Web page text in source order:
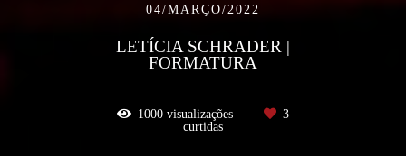
04/MARÇO/2022
LETÍCIA SCHRADER |
FORMATURA
1000 visualizações
3
curtidas